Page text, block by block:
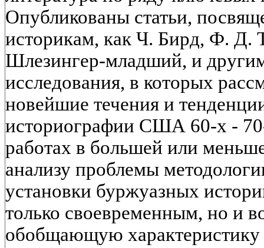
Опубликованы статьи,
историкам, как Ч. Бирд, Ф.
Шлезингер-младший, и
исследования, в которых
новейшие течения и
историографии США 60-х -
работах в большей или
анализу проблемы
установки буржуазных
только своевременным, но и
обобщающую характеристику